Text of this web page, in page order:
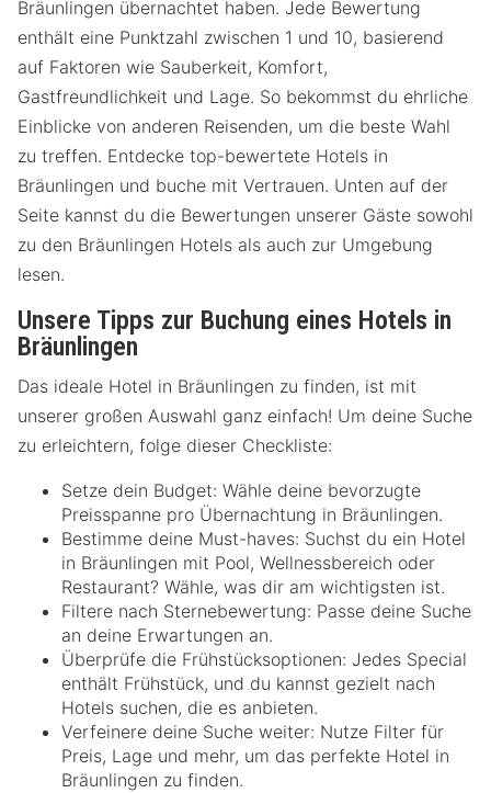
Bräunlingen übernachtet haben. Jede Bewertung
enthält eine Punktzahl zwischen 1 und 10, basierend
auf Faktoren wie Sauberkeit, Komfort,
Gastfreundlichkeit und Lage. So bekommst du ehrliche
Einblicke von anderen Reisenden, um die beste Wahl
zu treffen. Entdecke top-bewertete Hotels in
Bräunlingen und buche mit Vertrauen. Unten auf der
Seite kannst du die Bewertungen unserer Gäste sowohl
zu den Bräunlingen Hotels als auch zur Umgebung
lesen.
Unsere Tipps zur Buchung eines Hotels in
Bräunlingen
Das ideale Hotel in Bräunlingen zu finden, ist mit
unserer großen Auswahl ganz einfach! Um deine Suche
zu erleichtern, folge dieser Checkliste:
Setze dein Budget: Wähle deine bevorzugte
Preisspanne pro Übernachtung in Bräunlingen.
Bestimme deine Must-haves: Suchst du ein Hotel
in Bräunlingen mit Pool, Wellnessbereich oder
Restaurant? Wähle, was dir am wichtigsten ist.
Filtere nach Sternebewertung: Passe deine Suche
an deine Erwartungen an.
Überprüfe die Frühstücksoptionen: Jedes Special
enthält Frühstück, und du kannst gezielt nach
Hotels suchen, die es anbieten.
Verfeinere deine Suche weiter: Nutze Filter für
Preis, Lage und mehr, um das perfekte Hotel in
Bräunlingen zu finden.